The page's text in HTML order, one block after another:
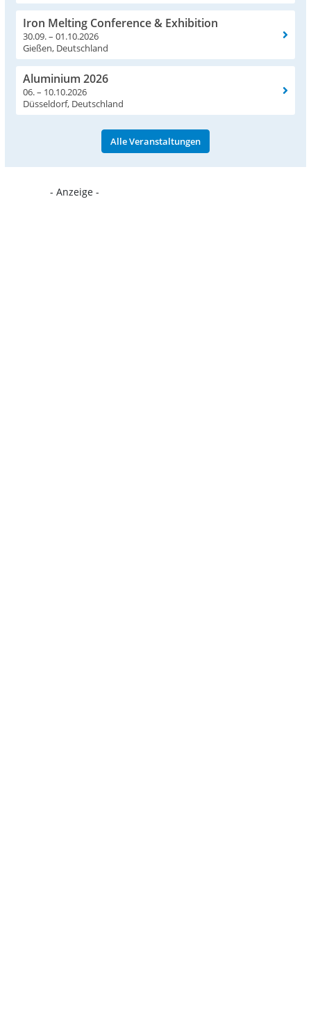
Iron Melting Conference & Exhibition
30.09. – 01.10.2026
Gießen, Deutschland
Aluminium 2026
06. – 10.10.2026
Düsseldorf, Deutschland
Alle Veranstaltungen
- Anzeige -